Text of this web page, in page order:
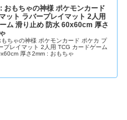
もちゃの神様 ポケモンカード
ット ラバープレイマット 2人用
ム 滑り止め 防水 60x60cm 厚さ
ちゃの神様 ポケモンカード ポケカ プ
プレイマット 2人用 TCG カードゲーム
厚さ2mm : おもちゃ